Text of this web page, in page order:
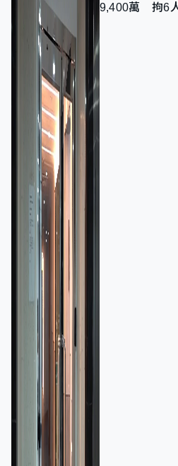
9,400萬 拘6